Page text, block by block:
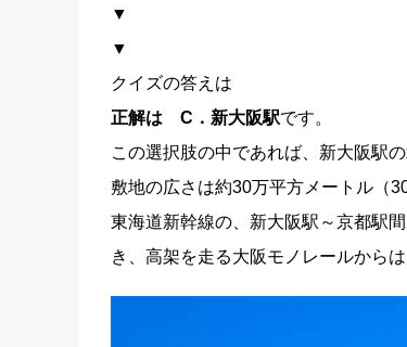
▼
▼
クイズの答えは
正解は C．新大阪駅です。
この選択肢の中であれば、新大阪駅
敷地の広さは約30万平方メートル（
東海道新幹線の、新大阪駅～京都駅
き、高架を走る大阪モノレールから